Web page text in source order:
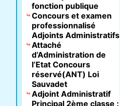
fonction publique
Concours et examen
professionnalisé
Adjoints Administratifs
Attaché
d’Administration de
l’Etat Concours
réservé(ANT) Loi
Sauvadet
Adjoint Administratif
Principal 2ème classe :